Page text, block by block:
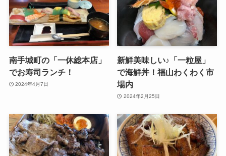
南手城町の「一休総本店」
でお寿司ランチ！
2024年4月7日
新鮮美味しい♪「一粒屋」
で海鮮丼！福山わくわく市
場内
2024年2月25日